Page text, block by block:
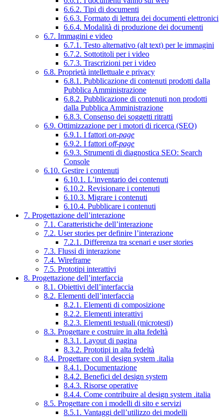
6.6.2. Tipi di documenti
6.6.3. Formato di lettura dei documenti elettronici
6.6.4. Modalità di produzione dei documenti
6.7. Immagini e video
6.7.1. Testo alternativo (alt text) per le immagini
6.7.2. Sottotitoli per i video
6.7.3. Trascrizioni per i video
6.8. Proprietà intellettuale e privacy
6.8.1. Pubblicazione di contenuti prodotti dalla
Pubblica Amministrazione
6.8.2. Pubblicazione di contenuti non prodotti
dalla Pubblica Amministrazione
6.8.3. Consenso dei soggetti ritratti
6.9. Ottimizzazione per i motori di ricerca (SEO)
6.9.1. I fattori on-page
6.9.2. I fattori off-page
6.9.3. Strumenti di diagnostica SEO: Search
Console
6.10. Gestire i contenuti
6.10.1. L’inventario dei contenuti
6.10.2. Revisionare i contenuti
6.10.3. Migrare i contenuti
6.10.4. Pubblicare i contenuti
7. Progettazione dell’interazione
7.1. Caratteristiche dell’interazione
7.2. User stories per definire l’interazione
7.2.1. Differenza tra scenari e user stories
7.3. Flussi di interazione
7.4. Wireframe
7.5. Prototipi interattivi
8. Progettazione dell’interfaccia
8.1. Obiettivi dell’interfaccia
8.2. Elementi dell’interfaccia
8.2.1. Elementi di composizione
8.2.2. Elementi interattivi
8.2.3. Elementi testuali (microtesti)
8.3. Progettare e costruire in alta fedeltà
8.3.1. Layout di pagina
8.3.2. Prototipi in alta fedeltà
8.4. Progettare con il design system .italia
8.4.1. Documentazione
8.4.2. Benefici del design system
8.4.3. Risorse operative
8.4.4. Come contribuire al design system .italia
8.5. Progettare con i modelli di sito e servizi
8.5.1. Vantaggi dell’utilizzo dei modelli